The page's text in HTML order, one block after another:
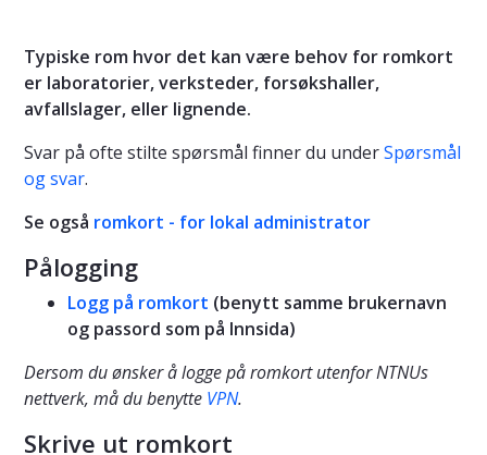
Typiske rom hvor det kan være behov for romkort
er laboratorier, verksteder, forsøkshaller,
avfallslager, eller lignende.
Svar på ofte stilte spørsmål finner du underSpørsmål
og svar.
Se også romkort - for lokal administrator
Pålogging
Logg på romkort (benytt samme brukernavn
og passord som på Innsida)
Dersom du ønsker å logge på romkort utenfor NTNUs
nettverk, må du benytte VPN.
Skrive ut romkort